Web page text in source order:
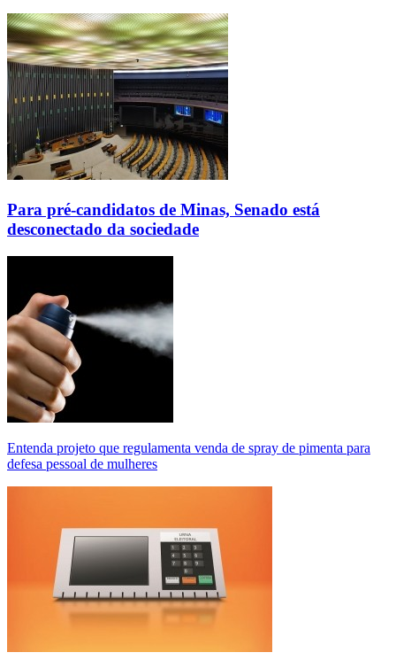
Para pré-candidatos de Minas, Senado está
desconectado da sociedade
Entenda projeto que regulamenta venda de spray de pimenta para
defesa pessoal de mulheres